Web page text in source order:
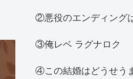
②悪役のエンディング
③俺レベ ラグナロク
④この結婚はどうせう